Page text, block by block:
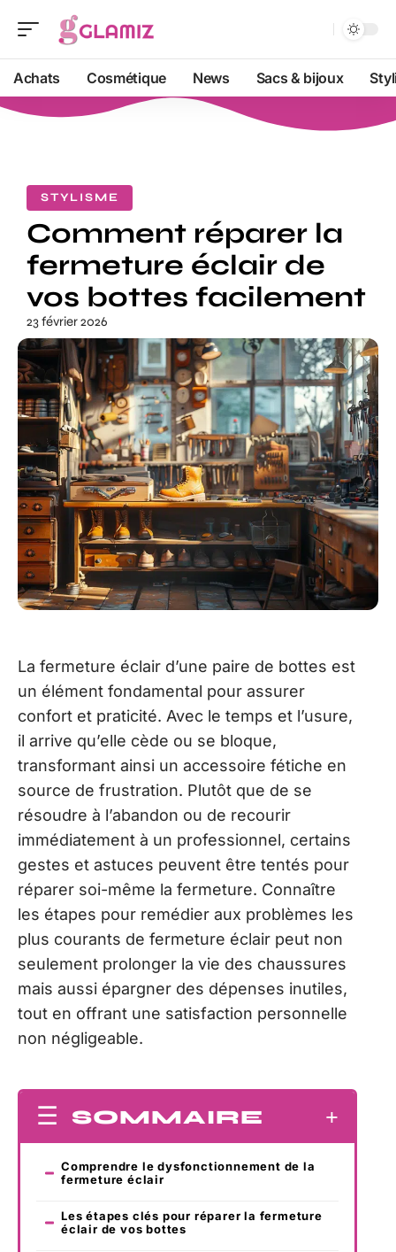
Achats Cosmétique News Sacs & bijoux
STYLISME
Comment réparer la
fermeture éclair de
vos bottes facilement
23 février 2026
La fermeture éclair d’une paire de bottes est
un élément fondamental pour assurer
confort et praticité. Avec le temps et l’usure,
il arrive qu’elle cède ou se bloque,
transformant ainsi un accessoire fétiche en
source de frustration. Plutôt que de se
résoudre à l’abandon ou de recourir
immédiatement à un professionnel, certains
gestes et astuces peuvent être tentés pour
réparer soi-même la fermeture. Connaître
les étapes pour remédier aux problèmes les
plus courants de fermeture éclair peut non
seulement prolonger la vie des chaussures
mais aussi épargner des dépenses inutiles,
tout en offrant une satisfaction personnelle
non négligeable.
SOMMAIRE
Comprendre le dysfonctionnement de la
fermeture éclair
Les étapes clés pour réparer la fermeture
éclair de vos bottes